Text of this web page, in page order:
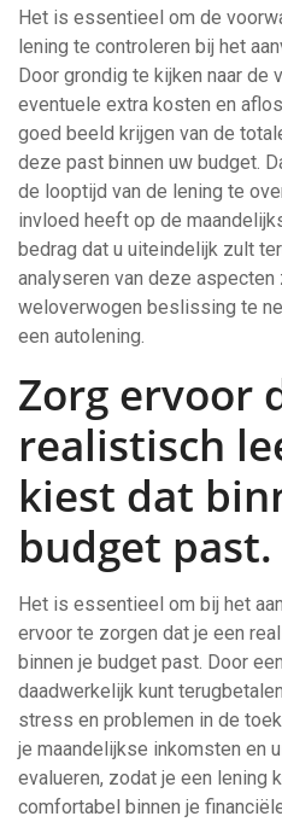
Het is essentieel om de
lening te controleren bij het
Door grondig te kijken naar de
eventuele extra kosten en
goed beeld krijgen van de
deze past binnen uw budget.
de looptijd van de lening te
invloed heeft op de
bedrag dat u uiteindelijk zult
analyseren van deze aspecten
weloverwogen beslissing te
een autolening.
Zorg ervoor
realistisch
kiest dat
budget past.
Het is essentieel om bij het
ervoor te zorgen dat je een
binnen je budget past. Door
daadwerkelijk kunt
stress en problemen in de
je maandelijkse inkomsten en
evalueren, zodat je een lening
comfortabel binnen je